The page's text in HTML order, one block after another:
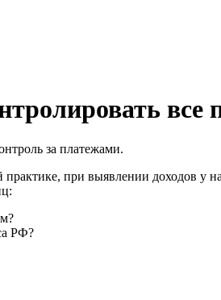
за платежами.
при выявлении доходов у
РФ?